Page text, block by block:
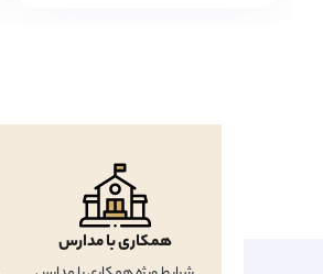
همکاری با مدارس